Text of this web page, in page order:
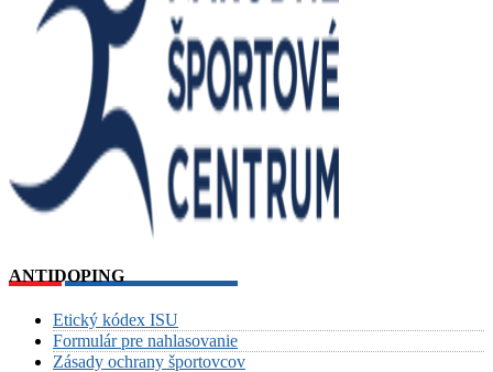
ANTIDOPING
Etický kódex ISU
Formulár pre nahlasovanie
Zásady ochrany športovcov